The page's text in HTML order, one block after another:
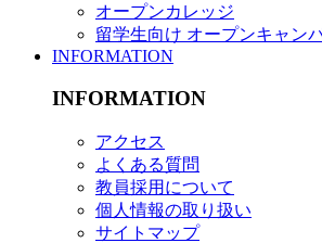
オープンカレッジ
留学生向け オープンキャン
INFORMATION
INFORMATION
アクセス
よくある質問
教員採用について
個人情報の取り扱い
サイトマップ